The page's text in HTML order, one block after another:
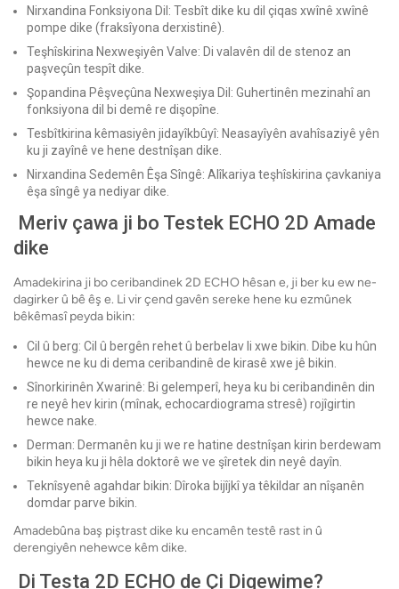
Nirxandina Fonksiyona Dil: Tesbît dike ku dil çiqas xwînê xwînê
pompe dike (fraksîyona derxistinê).
Teşhîskirina Nexweşiyên Valve: Di valavên dil de stenoz an
paşveçûn tespît dike.
Şopandina Pêşveçûna Nexweşiya Dil: Guhertinên mezinahî an
fonksiyona dil bi demê re dişopîne.
Tesbîtkirina kêmasiyên jidayîkbûyî: Neasayîyên avahîsaziyê yên
ku ji zayînê ve hene destnîşan dike.
Nirxandina Sedemên Êşa Sîngê: Alîkariya teşhîskirina çavkaniya
êşa sîngê ya nediyar dike.
Meriv çawa ji bo Testek ECHO 2D ​​Amade
dike
Amadekirina ji bo ceribandinek 2D ECHO hêsan e, ji ber ku ew ne-
dagirker û bê êş e. Li vir çend gavên sereke hene ku ezmûnek
bêkêmasî peyda bikin:
Cil û berg: Cil û bergên rehet û berbelav li xwe bikin. Dibe ku hûn
hewce ne ku di dema ceribandinê de kirasê xwe jê bikin.
Sînorkirinên Xwarinê: Bi gelemperî, heya ku bi ceribandinên din
re neyê hev kirin (mînak, echocardiograma stresê) rojîgirtin
hewce nake.
Derman: Dermanên ku ji we re hatine destnîşan kirin berdewam
bikin heya ku ji hêla doktorê we ve şîretek din neyê dayîn.
Teknîsyenê agahdar bikin: Dîroka bijîjkî ya têkildar an nîşanên
domdar parve bikin.
Amadebûna baş piştrast dike ku encamên testê rast in û
derengiyên nehewce kêm dike.
Di Testa 2D ECHO de Çi Diqewime?